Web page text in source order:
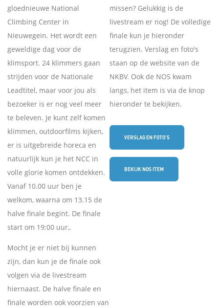
gloednieuwe National
Climbing Center in
Nieuwegein. Het wordt een
geweldige dag voor de
klimsport. 24 klimmers gaan
strijden voor de Nationale
Leadtitel, maar voor jou als
bezoeker is er nog veel meer
te beleven. Je kunt zelf komen
klimmen, outdoorfilms kijken,
er is uitgebreide horeca en
natuurlijk kun je het NCC in
volle glorie komen ontdekken.
Vanaf 10.00 uur ben je
welkom, waarna om 13.15 de
halve finale begint. De finale
start om 19:00 uur,.
Mocht je er niet bij kunnen
zijn, dan kun je de finale ook
volgen via de livestream
hiernaast. De halve finale en
finale worden ook voorzien van
missen? Gelukkig is de
livestream er nog! De volledige
finale kun je hieronder
terugzien. Verslag en foto's
staan op de website van de
NKBV. Ook de NOS kwam
langs, het item is via de knop
hieronder te bekijken.
VERSLAG EN FOTO'S
BEKIJK NOS ITEM